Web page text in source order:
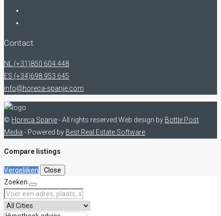
Contact
NL (+31)850 604 448
ES (+34)698 953 645
info@horeca-spanje.com
© Horeca Spanje- All rights reserved Web design by Bottle Post
Media - Powered by Best Real Estate Software
Compare listings
Vergelijken
Close
Zoeken